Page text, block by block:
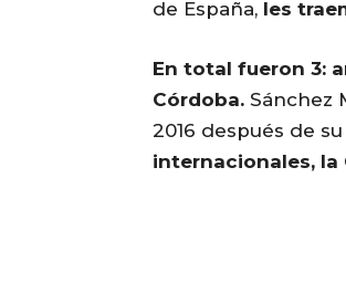
de España, les
En total fueron 3:
Córdoba. Sánchez
2016 después de
internacionales, la